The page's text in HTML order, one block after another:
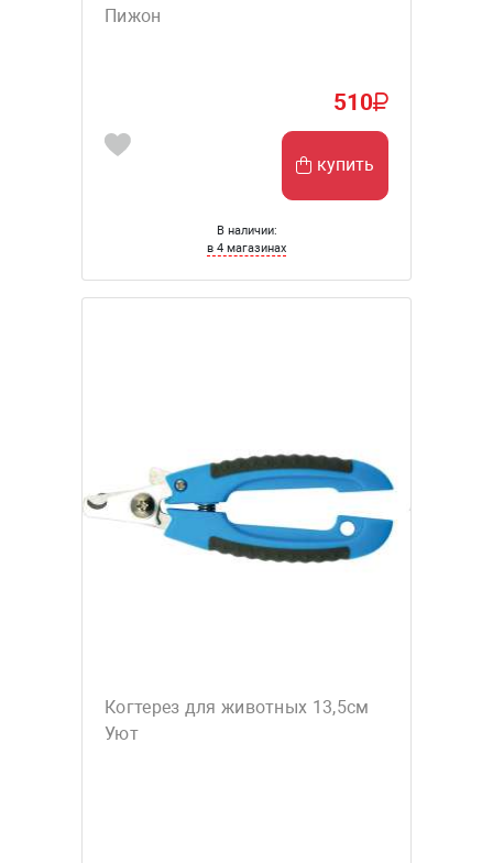
Пижон
510
купить
В наличии:
в 4 магазинах
Когтерез для животных 13,5см
Уют